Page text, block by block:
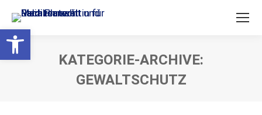
Open toolbar
KATEGORIE-ARCHIVE:
GEWALTSCHUTZ